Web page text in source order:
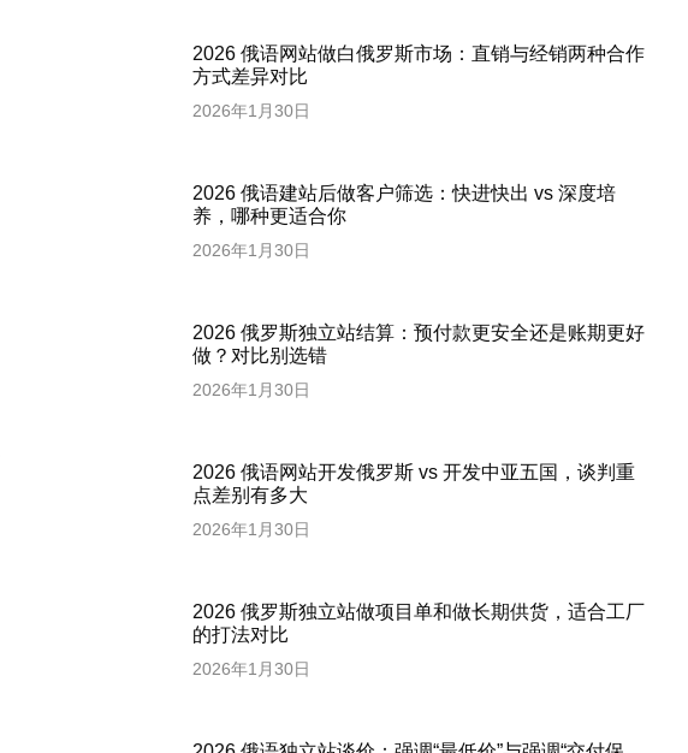
2026 俄语网站做白俄罗斯市场：直销与经销两种合作
方式差异对比
2026年1月30日
2026 俄语建站后做客户筛选：快进快出 vs 深度培
养，哪种更适合你
2026年1月30日
2026 俄罗斯独立站结算：预付款更安全还是账期更好
做？对比别选错
2026年1月30日
2026 俄语网站开发俄罗斯 vs 开发中亚五国，谈判重
点差别有多大
2026年1月30日
2026 俄罗斯独立站做项目单和做长期供货，适合工厂
的打法对比
2026年1月30日